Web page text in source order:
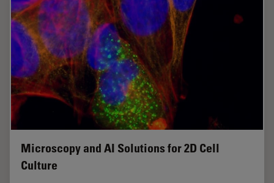
Microscopy and AI Solutions for 2D Cell
Culture